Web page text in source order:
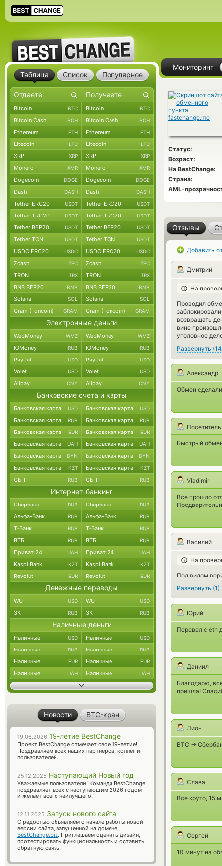
Мониторинг
Статус:
Возраст:
На BestChange:
Страна:
AML-
Отзывы
Добавить
Дмитрий
На
Проводил
возвращать
вине
уголовное
Развернуть (14
Александр
Обмен
Посетитель
Быстрый
Vladimir
Все прошло
Василий
На
Под видом
Развернуть (1)
Юрий
Перевел с eth
Даниил
Благодарю,
пришла!
Лион
BTC ->
Слава
Все круто, 15
Сергей
10 минут на
Таблица Список Популярное
Bitcoin BTC Bitcoin BTC
Bitcoin Cash BCH Bitcoin Cash BCH
Ethereum ETH Ethereum ETH
Litecoin LTC Litecoin LTC
XRP XRP XRP XRP
Monero XMR Monero XMR
Dogecoin DOGE Dogecoin DOGE
Dash DASH Dash DASH
Tether ERC20 USDT Tether ERC20 USDT
Tether TRC20 USDT Tether TRC20 USDT
Tether BEP20 USDT Tether BEP20 USDT
Tether TON USDT Tether TON USDT
USDC ERC20 USDC USDC ERC20 USDC
Zcash ZEC Zcash ZEC
TRON TRX TRON TRX
BNB BEP20 BNB BNB BEP20 BNB
Solana SOL Solana SOL
Gram (Toncoin) GRAM Gram (Toncoin) GRAM
Электронные деньги
WebMoney WMZ WebMoney WMZ
ЮMoney RUB ЮMoney RUB
PayPal USD PayPal USD
Volet USD Volet USD
Alipay CNY Alipay CNY
Банковские счета и карты
Банковская карта USD Банковская карта USD
Банковская карта RUB Банковская карта RUB
Банковская карта EUR Банковская карта EUR
Банковская карта UAH Банковская карта UAH
Банковская карта BYN Банковская карта BYN
Банковская карта KZT Банковская карта KZT
СБП RUB СБП RUB
Интернет-банкинг
Сбербанк RUB Сбербанк RUB
Альфа-Банк RUB Альфа-Банк RUB
Т-Банк RUB Т-Банк RUB
ВТБ RUB ВТБ RUB
Приват 24 UAH Приват 24 UAH
Kaspi Bank KZT Kaspi Bank KZT
Revolut EUR Revolut EUR
Денежные переводы
WU USD WU USD
ЗК RUB ЗК RUB
Наличные деньги
Наличные USD Наличные USD
Наличные RUB Наличные RUB
Наличные EUR Наличные EUR
Наличные UAH Наличные UAH
Новости BTC-кран
19.06.2026 19-летие BestChange
Проект BestChange отмечает свое 19-летие!
Поздравляем всех наших партнеров, коллег и
пользователей.
25.12.2025 Наступающий Новый год
Уважаемые пользователи! Команда BestChange
поздравляет всех с наступающим 2026 годом
и желает всего наилучшего!
12.11.2025 Запуск нового сайта
С радостью объявляем о начале работы новой
версии сайта, запущенной на домене
BestChange.biz. Приглашаем оценить дизайн,
протестировать функциональность и оставить
обратную связь.